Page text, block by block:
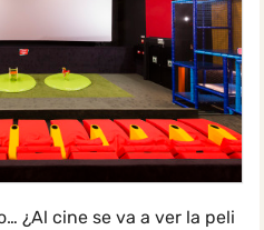
¿Al cine se va a ver la peli